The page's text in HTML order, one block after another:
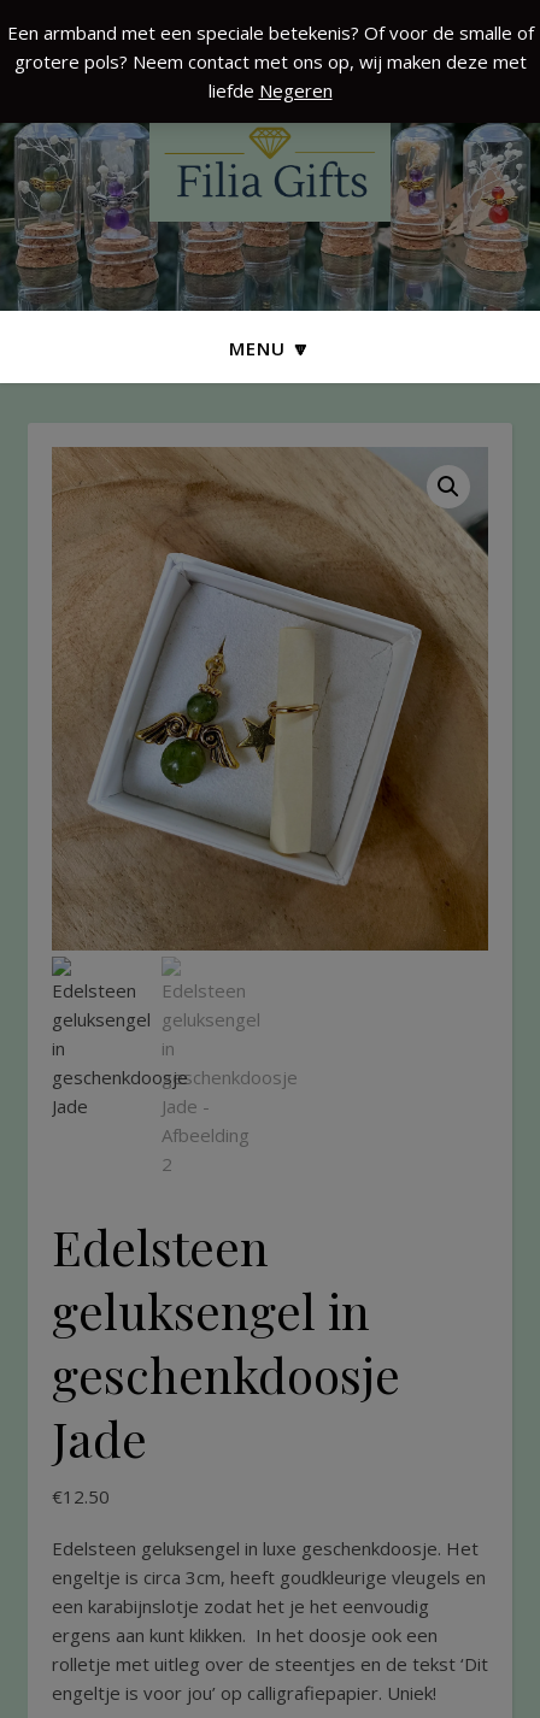
Een armband met een speciale betekenis? Of voor de smalle of
grotere pols? Neem contact met ons op, wij maken deze met
liefde Negeren
MENU 🔽
Edelsteen
geluksengel in
geschenkdoosje
Jade
€12.50
Edelsteen geluksengel in luxe geschenkdoosje. Het
engeltje is circa 3cm, heeft goudkleurige vleugels en
een karabijnslotje zodat het je het eenvoudig
ergens aan kunt klikken. In het doosje ook een
rolletje met uitleg over de steentjes en de tekst ‘Dit
engeltje is voor jou’ op calligrafiepapier. Uniek!